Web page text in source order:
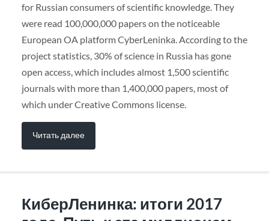
for Russian consumers of scientific knowledge. They
were read 100,000,000 papers on the noticeable
European OA platform CyberLeninka. According to the
project statistics, 30% of science in Russia has gone
open access, which includes almost 1,500 scientific
journals with more than 1,400,000 papers, most of
which under Creative Commons license.
Читать далее
КиберЛенинка: итоги 2017